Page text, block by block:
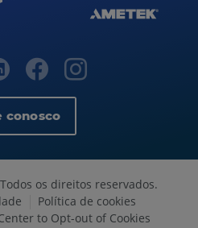
conosco
os direitos reservados.
Política de cookies
to Opt-out of Cookies